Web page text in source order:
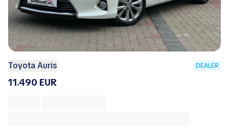
Toyota Auris DEALER
11.490 EUR